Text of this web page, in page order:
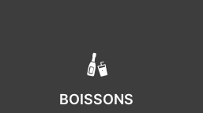
BOISSONS